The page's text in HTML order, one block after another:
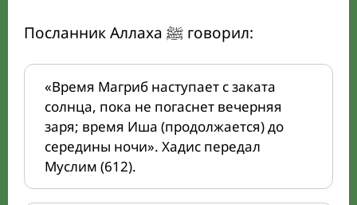
Посланник Аллаха ﷺ говорил:
«Время Магриб наступает с заката
солнца, пока не погаснет вечерняя
заря; время Иша (продолжается) до
середины ночи». Хадис передал
Муслим (612).